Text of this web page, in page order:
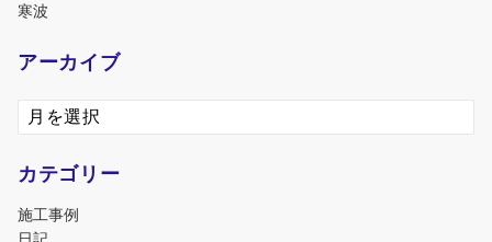
寒波
アーカイブ
ア
ー
イ
カテゴリー
施工事例